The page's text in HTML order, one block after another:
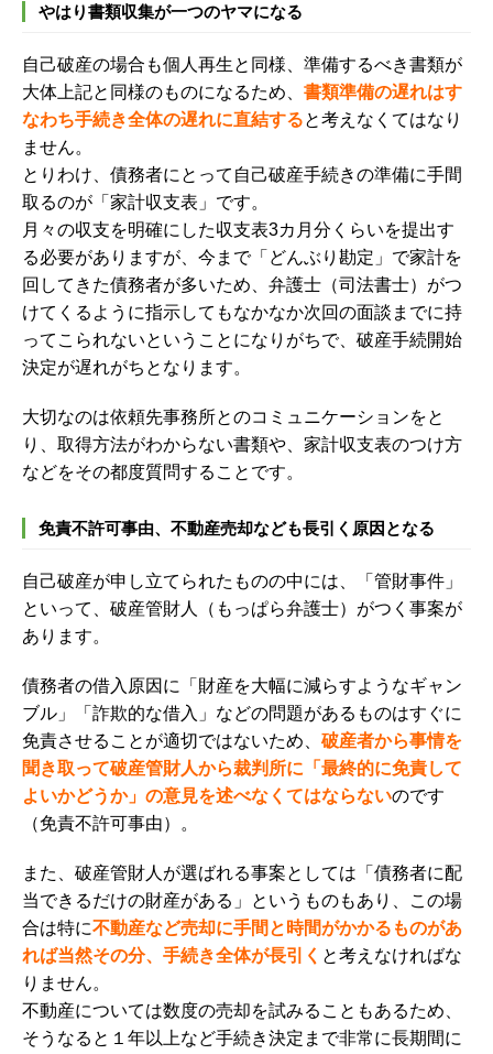
やはり書類収集が一つのヤマになる
自己破産の場合も個人再生と同様、準備するべき書類が
大体上記と同様のものになるため、 書類準備の遅れはす
なわち手続き全体の遅れに直結すると考えなくてはなり
ません。
とりわけ、債務者にとって 自己破産手続きの準備に手間
取るのが「家計収支表」です。
月々の収支を明確にした収支表3カ月分くらいを提出す
る必要がありますが、今まで「どんぶり勘定」で家計を
回してきた債務者が多いため、弁護士（司法書士）がつ
けてくるように指示してもなかなか次回の面談までに持
ってこられないということになりがちで、 破産手続開始
決定が遅れがちとなります。
大切なのは依頼先事務所とのコミュニケーションをと
り、取得方法がわからない書類や、家計収支表のつけ方
などをその都度質問することです。
免責不許可事由、不動産売却なども長引く原因となる
自己破産が申し立てられたものの中には、「管財事件」
といって、破産管財人（もっぱら弁護士）がつく事案が
あります。
債務者の借入原因に「財産を大幅に減らすようなギャン
ブル」「詐欺的な借入」などの問題があるものはすぐに
免責させることが適切ではないため、 破産者から事情を
聞き取って破産管財人から裁判所に「最終的に免責して
よいかどうか」の意見を述べなくてはならないのです
（免責不許可事由）。
また、破産管財人が選ばれる事案としては「債務者に配
当できるだけの財産がある」というものもあり、この場
合は特に不動産など売却に手間と時間がかかるものがあ
れば当然その分、手続き全体が長引く と考えなければな
りません。
不動産については数度の売却を試みることもあるため、
そうなると１年以上など手続き決定まで非常に長期間に